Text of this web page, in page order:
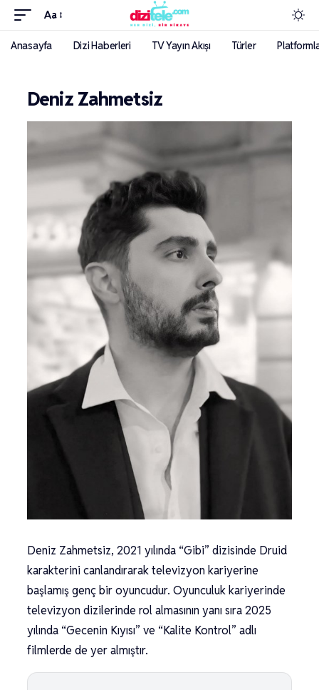
Aa
Anasayfa Dizi Haberleri TV Yayın Akışı Türler
Deniz Zahmetsiz
Deniz Zahmetsiz, 2021 yılında “Gibi” dizisinde Druid
karakterini canlandırarak televizyon kariyerine
başlamış genç bir oyuncudur. Oyunculuk kariyerinde
televizyon dizilerinde rol almasının yanı sıra 2025
yılında “Gecenin Kıyısı” ve “Kalite Kontrol” adlı
filmlerde de yer almıştır.